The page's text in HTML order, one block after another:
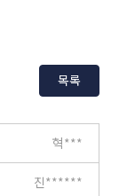
목록
혁***
진******